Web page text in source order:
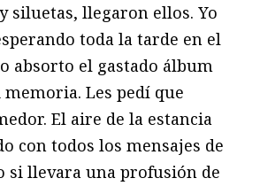
siluetas, llegaron ellos. Yo
toda la tarde en el
absorto el gastado álbum
Les pedí que
El aire de la estancia
con todos los mensajes de
si llevara una profusión de